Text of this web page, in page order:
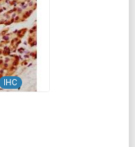
IHC